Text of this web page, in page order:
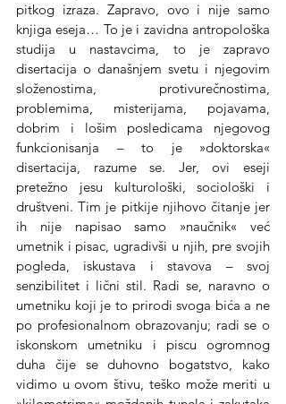
pitkog izraza. Zapravo, ovo i nije samo
knjiga eseja… To je i zavidna antropološka
studija u nastavcima, to je zapravo
disertacija o današnjem svetu i njegovim
složenostima, protivurečnostima,
problemima, misterijama, pojavama,
dobrim i lošim posledicama njegovog
funkcionisanja – to je »doktorska«
disertacija, razume se. Jer, ovi eseji
pretežno jesu kulturološki, sociološki i
društveni. Tim je pitkije njihovo čitanje jer
ih nije napisao samo »naučnik« već
umetnik i pisac, ugradivši u njih, pre svojih
pogleda, iskustava i stavova – svoj
senzibilitet i lični stil. Radi se, naravno o
umetniku koji je to prirodi svoga bića a ne
po profesionalnom obrazovanju; radi se o
iskonskom umetniku i piscu ogromnog
duha čije se duhovno bogatstvo, kako
vidimo u ovom štivu, teško može meriti u